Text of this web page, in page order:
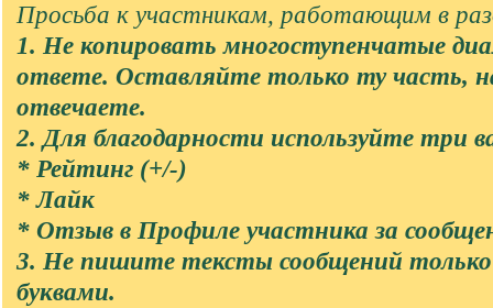
]
Просьба к участникам, работающим в
1. Не копировать многоступенчатые
ответе. Оставляйте только ту часть,
отвечаете.
2. Для благодарности используйте три
* Рейтинг (+/-)
* Лайк
* Отзыв в Профиле участника за
3. Не пишите тексты сообщений
буквами.